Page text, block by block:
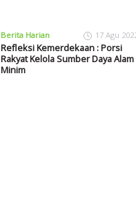
Berita Harian 17 Agu
Refleksi Kemerdekaan : Porsi
Rakyat Kelola Sumber Daya Alam
Minim